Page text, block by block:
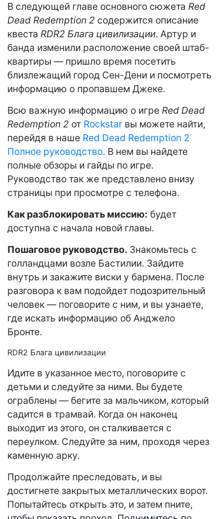
В следующей главе основного сюжета Red
Dead Redemption 2 содержится описание
квеста RDR2 Блага цивилизации. Артур и
банда изменили расположение своей штаб-
квартиры — пришло время посетить
близлежащий город Сен-Дени и посмотреть
информацию о пропавшем Джеке.
Всю важную информацию о игре Red Dead
Redemption 2 от Rockstar вы можете найти,
перейдя в наше Red Dead Redemption 2
Полное руководство. В нем вы найдете
полные обзоры и гайды по игре.
Руководство так же представлено внизу
страницы при просмотре с телефона.
Как разблокировать миссию: будет
доступна с начала новой главы.
Пошаговое руководство. Знакомьтесь с
голландцами возле Бастилии. Зайдите
внутрь и закажите виски у бармена. После
разговора к вам подойдет подозрительный
человек — поговорите с ним, и вы узнаете,
где искать информацию об Анджело
Бронте.
RDR2 Блага цивилизации
Идите в указанное место, поговорите с
детьми и следуйте за ними. Вы будете
ограблены — бегите за мальчиком, который
садится в трамвай. Когда он наконец
выходит из этого, он сталкивается с
переулком. Следуйте за ним, проходя через
каменную арку.
Продолжайте преследовать, и вы
достигнете закрытых металлических ворот.
Попытайтесь открыть это, и затем пните,